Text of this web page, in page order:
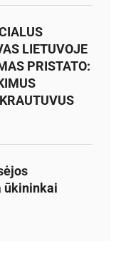
LIETUVOJE
PRISTATO:
ūkininkai